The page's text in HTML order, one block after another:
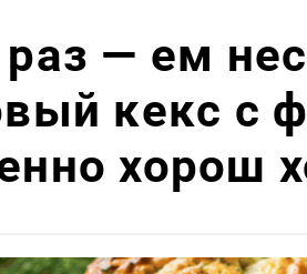
— ем
кекс с
хорош